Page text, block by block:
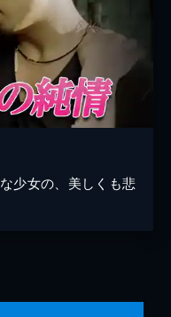
少女の、美しくも悲